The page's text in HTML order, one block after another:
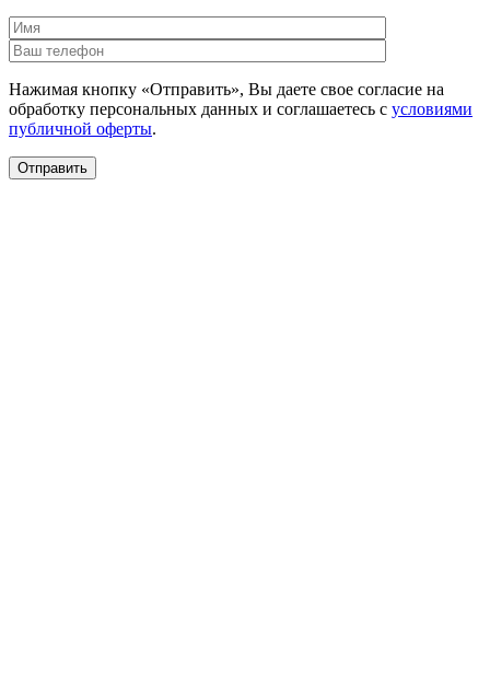
Нажимая кнопку «Отправить», Вы даете свое согласие на
обработку персональных данных и соглашаетесь с условиями
публичной оферты.